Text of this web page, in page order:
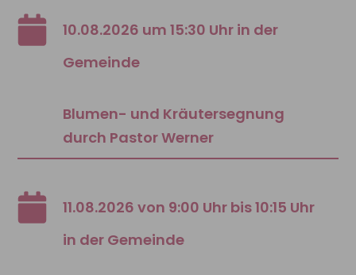
10.08.2026 um 15:30 Uhr in der
Gemeinde
Blumen- und Kräutersegnung
durch Pastor Werner
11.08.2026 von 9:00 Uhr bis 10:15 Uhr
in der Gemeinde